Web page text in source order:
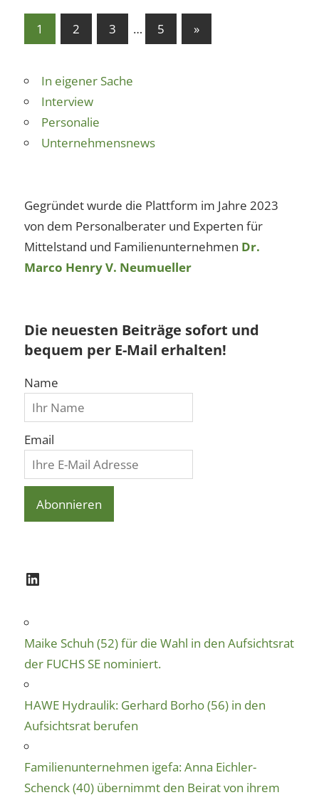
Seitennummerierung
Beiträge
1 2 3 … 5
Nächste
Beiträge
»
In eigener Sache
Interview
Personalie
Unternehmensnews
Gegründet wurde die Plattform im Jahre 2023
von dem Personalberater und Experten für
Mittelstand und Familienunternehmen Dr.
Marco Henry V. Neumueller
Die neuesten Beiträge sofort und
bequem per E-Mail erhalten!
Name
Email
LinkedIn
Maike Schuh (52) für die Wahl in den Aufsichtsrat
der FUCHS SE nominiert.
HAWE Hydraulik: Gerhard Borho (56) in den
Aufsichtsrat berufen
Familienunternehmen igefa: Anna Eichler-
Schenck (40) übernimmt den Beirat von ihrem